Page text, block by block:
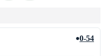
●0-54